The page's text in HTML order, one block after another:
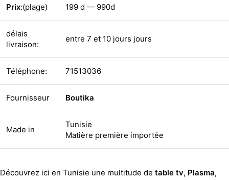
Prix:(plage) 199 d — 990d
délais
livraison:
entre 7 et 10 jours jours
Téléphone: 71513036
Fournisseur Boutika
Made in
Tunisie
Matière première importée
Découvrez ici en Tunisie une multitude de table tv, Plasma,